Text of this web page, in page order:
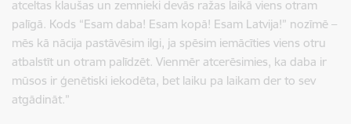
atceltas klaušas un zemnieki devās ražas laikā viens otram
palīgā. Kods “Esam daba! Esam kopā! Esam Latvija!” nozīmē –
mēs kā nācija pastāvēsim ilgi, ja spēsim iemācīties viens otru
atbalstīt un otram palīdzēt. Vienmēr atcerēsimies, ka daba ir
mūsos ir ģenētiski iekodēta, bet laiku pa laikam der to sev
atgādināt.”